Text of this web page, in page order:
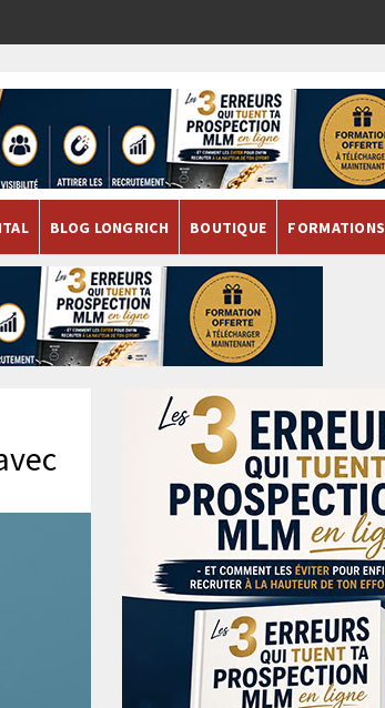
BLOG LONGRICH BOUTIQUE FORMATIONS